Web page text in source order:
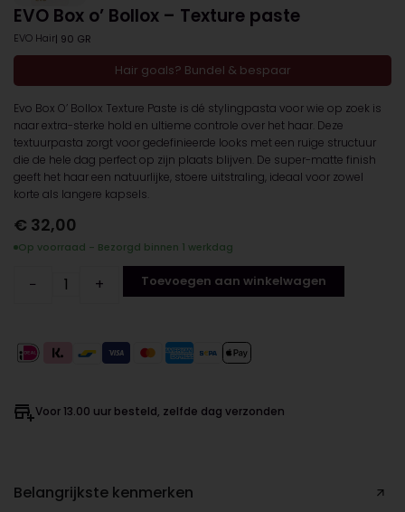
EVO Box o’ Bollox – Texture paste
EVO Hair| 90 GR
Hair goals? Bundel & bespaar
Evo Box O’ Bollox Texture Paste is dé stylingpasta voor wie op zoek is
naar extra-sterke hold en ultieme controle over het haar. Deze
textuurpasta zorgt voor gedefinieerde looks met een ruige structuur
die de hele dag perfect op zijn plaats blijven. De super-matte finish
geeft het haar een natuurlijke, stoere uitstraling, ideaal voor zowel
korte als langere kapsels.
€ 32,00
Op voorraad - Bezorgd binnen 1 werkdag
− + Toevoegen aan winkelwagen
Voor 13.00 uur besteld, zelfde dag verzonden
Belangrijkste kenmerken